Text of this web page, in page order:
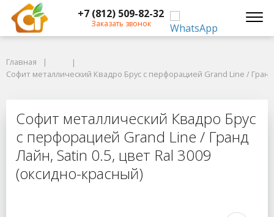
+7 (812) 509-82-32
Заказать звонок
Софит металлический Квадро Брус с перфорацией Grand Line / Гранд
Софит металлический Квадро
Главная
Софит металлический Квадро Брус с перфорацией Grand Line /
Софит металлический Квадро Брус
с перфорацией Grand Line / Гранд
Лайн, Satin 0.5, цвет Ral 3009
(оксидно-красный)